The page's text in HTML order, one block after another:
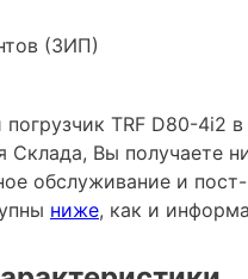
(ЗИП)
TRF D80-4i2
Склада, Вы получаете
обслуживание и
ниже, как и